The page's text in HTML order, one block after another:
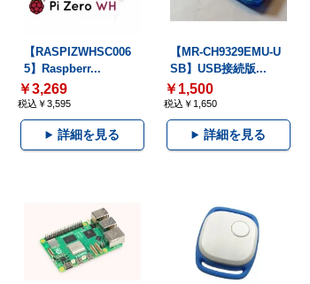
【RASPIZWHSC006
5】Raspberr...
￥3,269
税込￥3,595
詳細を見る
【MR-CH9329EMU-U
SB】USB接続版...
￥1,500
税込￥1,650
詳細を見る